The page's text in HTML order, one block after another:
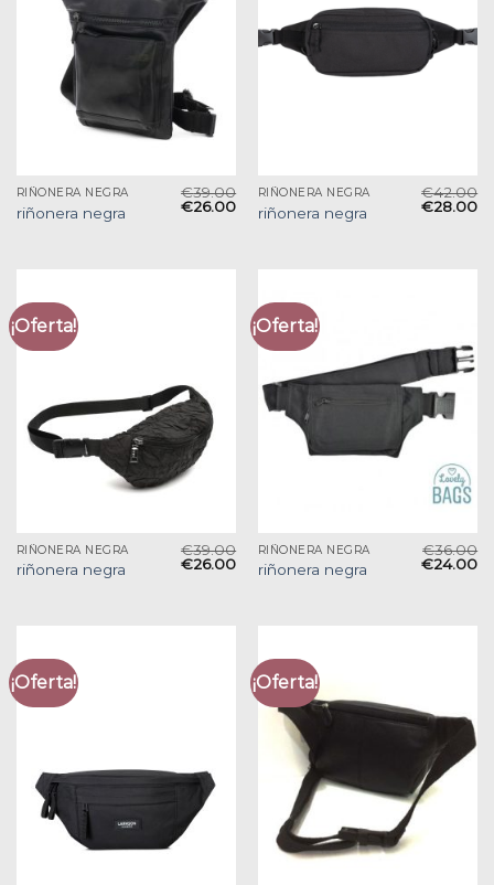
RIÑONERA NEGRA
riñonera negra
€39.00
€26.00
RIÑONERA NEGRA
riñonera negra
€42.00
€28.00
¡Oferta!
RIÑONERA NEGRA
riñonera negra
€39.00
€26.00
¡Oferta!
RIÑONERA NEGRA
riñonera negra
€36.00
€24.00
¡Oferta! ¡Oferta!